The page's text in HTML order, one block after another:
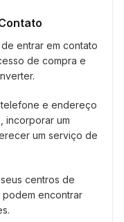
entrar em contato
de compra e
e endereço
incorporar um
um serviço de
centros de
podem encontrar